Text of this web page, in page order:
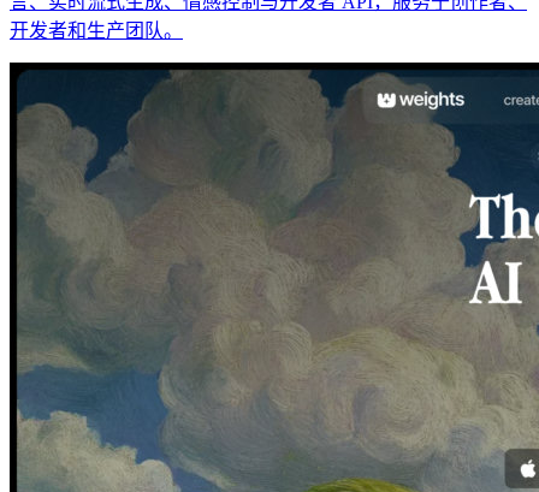
开发者和生产团队。